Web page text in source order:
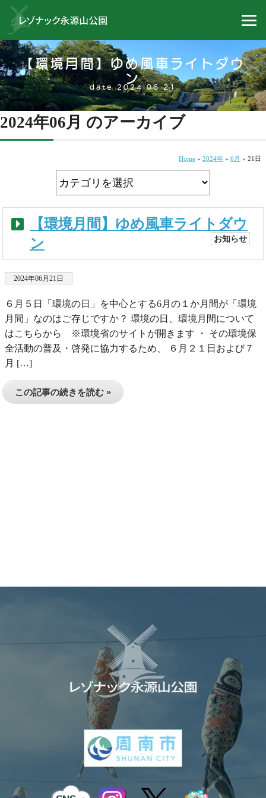
【環境月間】ゆめ風車ライトダウ
ン
date 2024 06 21
2024年06月 のアーカイブ
Home » 2024年 » 6月 » 21日
【環境月間】ゆめ風車ライトダウ
ン
お知らせ
2024年06月21日
６月５日「環境の日」を中心とする6月の１か月間が「環境
月間」なのはご存じですか？ 環境の日、環境月間について
はこちらから ※環境省のサイトが開きます ・ その環境保
全活動の普及・啓発に協力するため、 ６月２１日および７
月 […]
この記事の続きを読む »